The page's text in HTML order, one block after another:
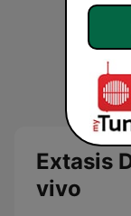
Extasis
vivo